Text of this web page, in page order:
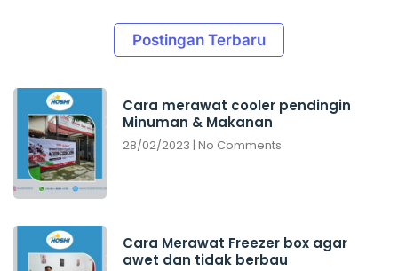
Postingan Terbaru
Cara merawat cooler pendingin
Minuman & Makanan
28/02/2023 No Comments
Cara Merawat Freezer box agar
awet dan tidak berbau